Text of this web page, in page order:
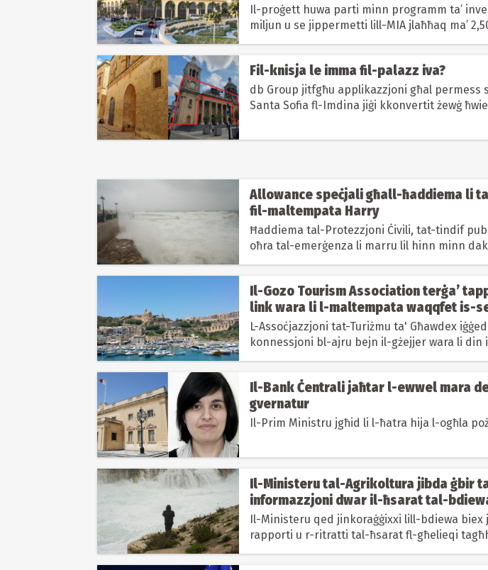
Il-proġett huwa parti minn programm ta’
miljun u se jippermetti lill-MIA jlaħħaq ma’
Fil-knisja le imma fil-palazz iva?
db Group jitfgħu applikazzjoni għal permess
Santa Sofia fl-Imdina jiġi kkonvertit żewġ
Allowance speċjali għall-ħaddiema li
fil-maltempata Harry
Ħaddiema tal-Protezzjoni Ċivili, tat-tindif
oħra tal-emerġenza li marru lil hinn minn
minnhom waqt il-Maltempata Harry se...
Il-Gozo Tourism Association terġa’
link wara li l-maltempata waqqfet is-
vapur
L-Assoċjazzjoni tat-Turiżmu ta' Għawdex
konnessjoni bl-ajru bejn il-gżejjer wara li din
Tempesta Harry waqqfet...
Il-Bank Ċentrali jaħtar l-ewwel mara
gvernatur
Il-Prim Ministru jgħid li l-ħatra hija l-ogħla
Il-Ministeru tal-Agrikoltura jibda ġbir
informazzjoni dwar il-ħsarat tal-
maltemp
Il-Ministeru qed jinkoraġġixxi lill-bdiewa
rapporti u r-ritratti tal-ħsarat fl-għelieqi
pjattaforma Biedja Cam...